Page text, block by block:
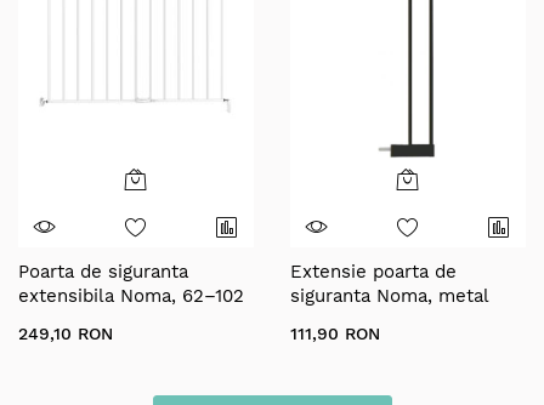
Poarta de siguranta
extensibila Noma, 62–102
249,10 RON
Extensie poarta de
siguranta Noma, metal
111,90 RON